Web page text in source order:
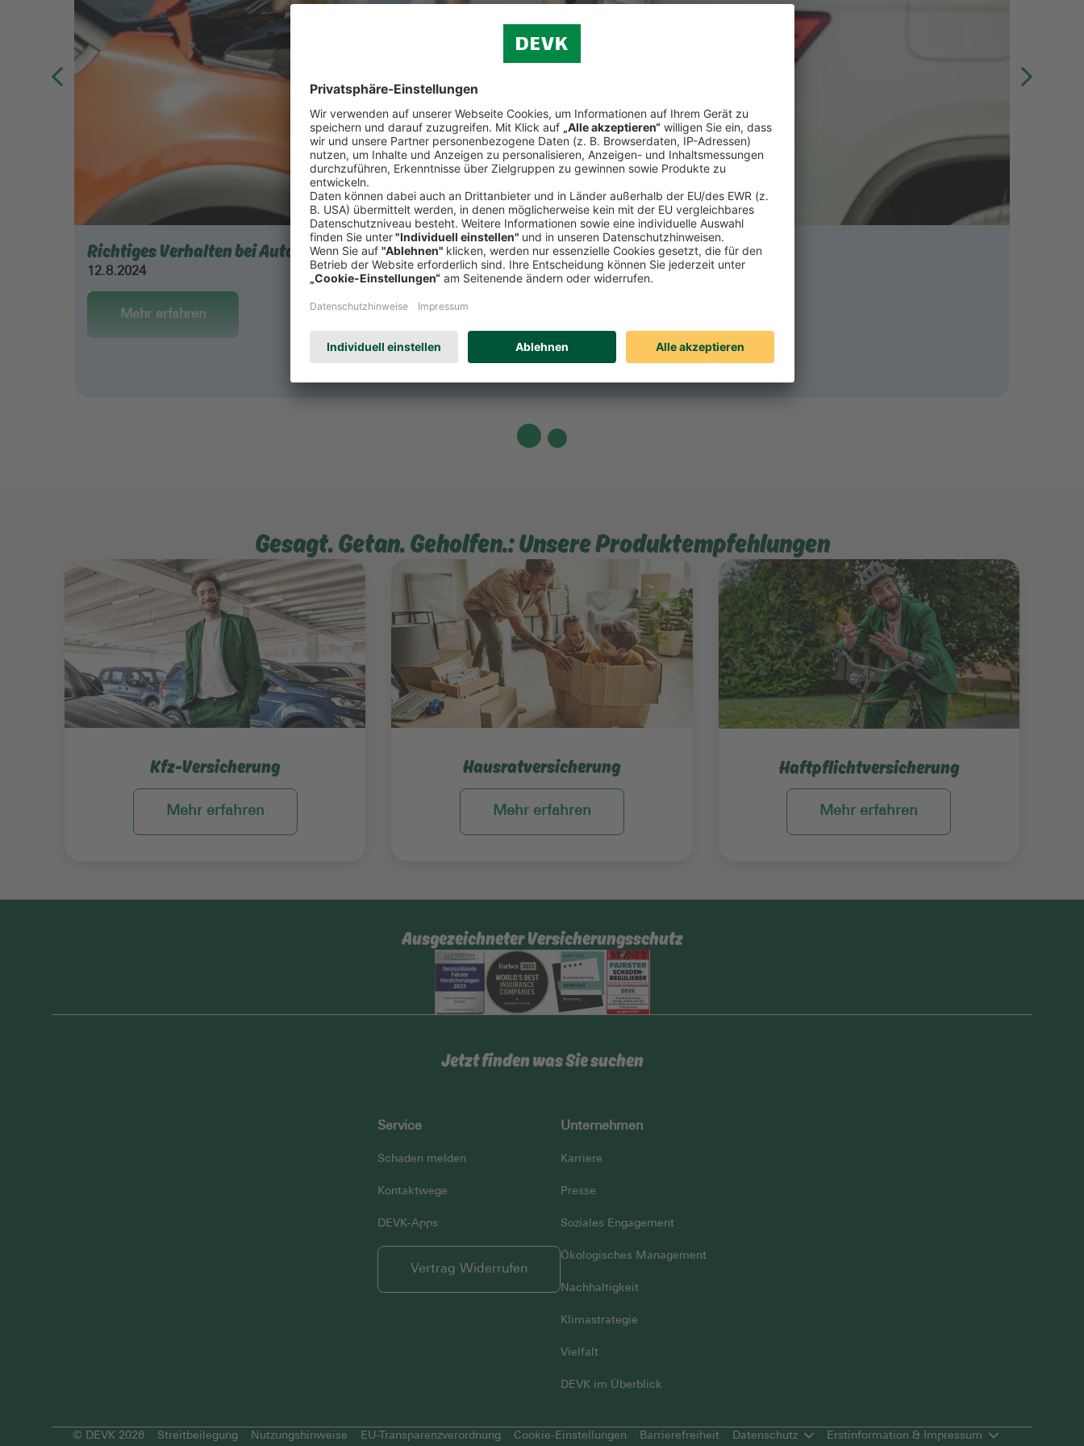
Richtiges Verhalten bei Autounfällen
12.8.2024
Mehr erfahren
Gesagt. Getan. Geholfen.: Unsere Produktempfehlungen
Kfz-Versicherung
Mehr erfahren
Mehr erfahren
Hausratversicherung
Mehr erfahren
Haftpflichtversicherung
Mehr erfahren
Mehr erfahren
Ausgezeichneter Versicherungsschutz
Jetzt finden was Sie suchen
Service
Schaden melden
Kontaktwege
DEVK-Apps
Vertrag Widerrufen
Unternehmen
Karriere
Presse
Soziales Engagement
Ökologisches Management
Nachhaltigkeit
Klimastrategie
Vielfalt
DEVK im Überblick
© DEVK 2026 Streitbeilegung Nutzungshinweise EU-Transparenzverordnung Cookie-Einstellungen Barrierefreiheit Datenschutz Erstinformation & Impressum